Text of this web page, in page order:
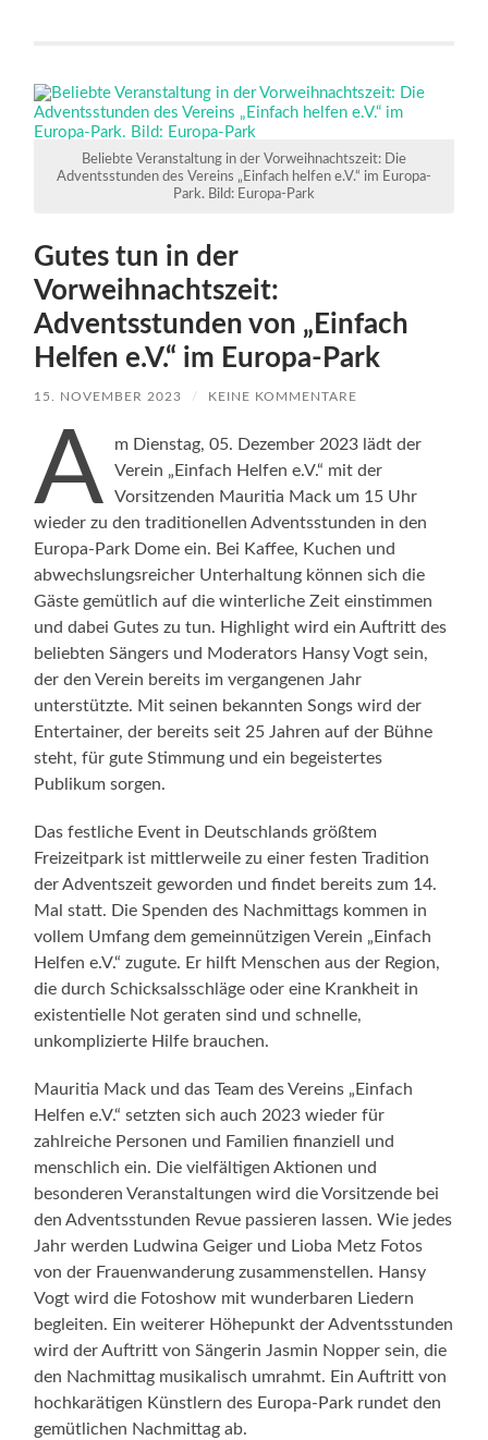
Beliebte Veranstaltung in der Vorweihnachtszeit: Die
Adventsstunden des Vereins „Einfach helfen e.V.“ im Europa-
Park. Bild: Europa-Park
Gutes tun in der
Vorweihnachtszeit:
Adventsstunden von „Einfach
Helfen e.V.“ im Europa-Park
15. NOVEMBER 2023 / KEINE KOMMENTARE
A
m Dienstag, 05. Dezember 2023 lädt der
Verein „Einfach Helfen e.V.“ mit der
Vorsitzenden Mauritia Mack um 15 Uhr
wieder zu den traditionellen Adventsstunden in den
Europa-Park Dome ein. Bei Kaffee, Kuchen und
abwechslungsreicher Unterhaltung können sich die
Gäste gemütlich auf die winterliche Zeit einstimmen
und dabei Gutes zu tun. Highlight wird ein Auftritt des
beliebten Sängers und Moderators Hansy Vogt sein,
der den Verein bereits im vergangenen Jahr
unterstützte. Mit seinen bekannten Songs wird der
Entertainer, der bereits seit 25 Jahren auf der Bühne
steht, für gute Stimmung und ein begeistertes
Publikum sorgen.
Das festliche Event in Deutschlands größtem
Freizeitpark ist mittlerweile zu einer festen Tradition
der Adventszeit geworden und findet bereits zum 14.
Mal statt. Die Spenden des Nachmittags kommen in
vollem Umfang dem gemeinnützigen Verein „Einfach
Helfen e.V.“ zugute. Er hilft Menschen aus der Region,
die durch Schicksalsschläge oder eine Krankheit in
existentielle Not geraten sind und schnelle,
unkomplizierte Hilfe brauchen.
Mauritia Mack und das Team des Vereins „Einfach
Helfen e.V.“ setzten sich auch 2023 wieder für
zahlreiche Personen und Familien finanziell und
menschlich ein. Die vielfältigen Aktionen und
besonderen Veranstaltungen wird die Vorsitzende bei
den Adventsstunden Revue passieren lassen. Wie jedes
Jahr werden Ludwina Geiger und Lioba Metz Fotos
von der Frauenwanderung zusammenstellen. Hansy
Vogt wird die Fotoshow mit wunderbaren Liedern
begleiten. Ein weiterer Höhepunkt der Adventsstunden
wird der Auftritt von Sängerin Jasmin Nopper sein, die
den Nachmittag musikalisch umrahmt. Ein Auftritt von
hochkarätigen Künstlern des Europa-Park rundet den
gemütlichen Nachmittag ab.